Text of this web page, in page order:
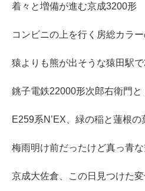
着々と増備が進む京成3200形
コンビニの上を行く房総カラ
猿よりも熊が出そうな猿田駅
銚子電鉄22000形次郎右衛門と
E259系N’EX、緑の稲と蓮根の
梅雨明け前だったけど真っ青
京成大佐倉、この日見つけた